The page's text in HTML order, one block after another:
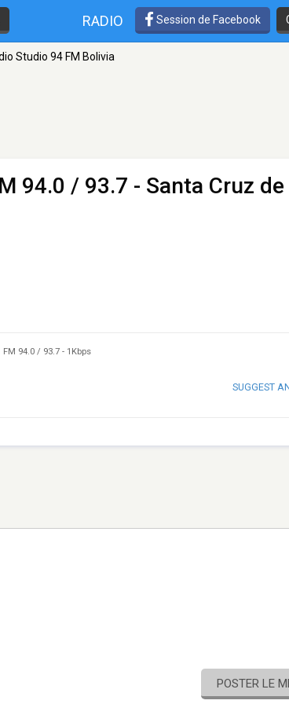
RADIO Session de Facebook
Studio 94 FM Bolivia
94.0 / 93.7 - Santa Cruz de
FM 94.0 / 93.7 - 1Kbps
SUGGEST
POSTER LE